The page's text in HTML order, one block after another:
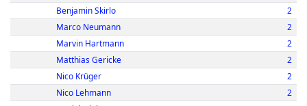
Benjamin Skirlo
2
Marco Neumann
2
Marvin Hartmann
2
Matthias Gericke
2
Nico Krüger
2
Nico Lehmann
2